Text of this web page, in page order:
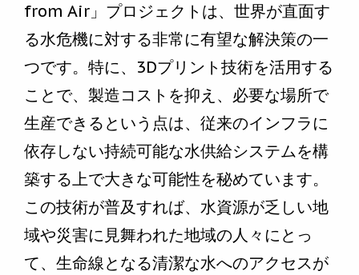
from Air」プロジェクトは、世界が直面す
る水危機に対する非常に有望な解決策の一
つです。特に、3Dプリント技術を活用する
ことで、製造コストを抑え、必要な場所で
生産できるという点は、従来のインフラに
依存しない持続可能な水供給システムを構
築する上で大きな可能性を秘めています。
この技術が普及すれば、水資源が乏しい地
域や災害に見舞われた地域の人々にとっ
て、生命線となる清潔な水へのアクセスが